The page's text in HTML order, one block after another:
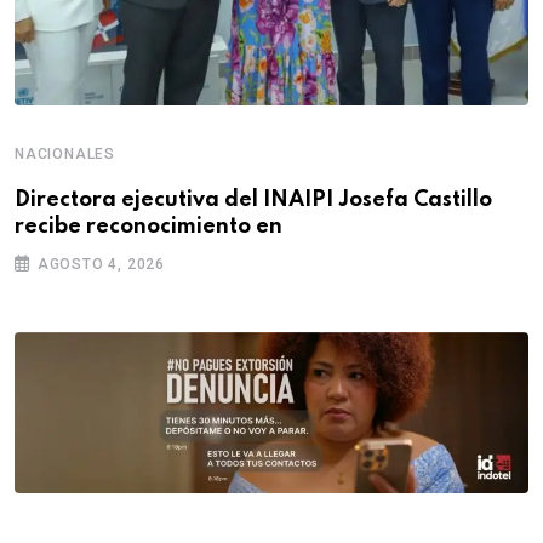
NACIONALES
Directora ejecutiva del INAIPI Josefa Castillo
recibe reconocimiento en
AGOSTO 4, 2026